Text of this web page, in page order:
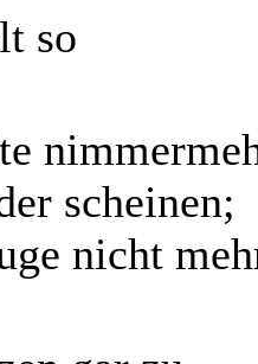
so
scheinen;
nicht